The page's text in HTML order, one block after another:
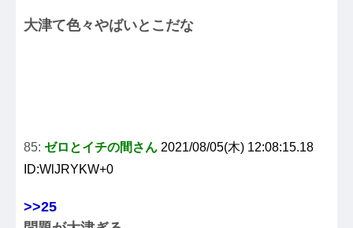
大津て色々やばいとこだな
85: ゼロとイチの間さん 2021/08/05(木) 12:08:15.18
ID:WlJRYKW+0
>>25